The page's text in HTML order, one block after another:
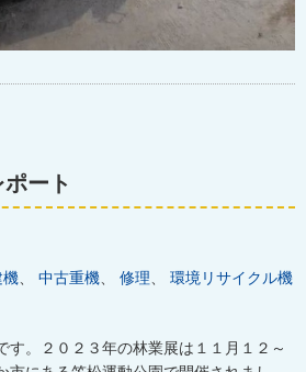
ート
機 中古重機 修理
環境リサイクル機
す。２０２３年の林業展は１１月１２～